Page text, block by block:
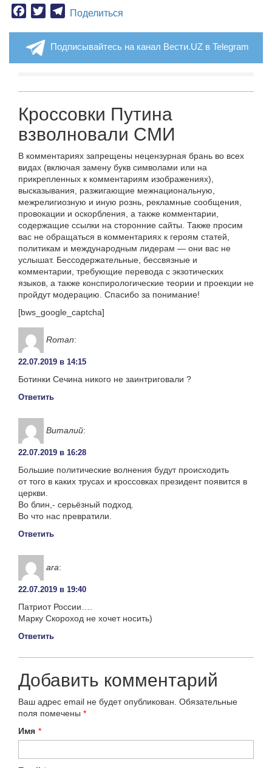
Facebook
TwitterTelegram
Поделиться
Подписывайтесь на канал Вести.UZ в Telegram
Кроссовки Путина
взволновали СМИ
В комментариях запрещены нецензурная брань во всех
видах (включая замену букв символами или на
прикрепленных к комментариям изображениях),
высказывания, разжигающие межнациональную,
межрелигиозную и иную рознь, рекламные сообщения,
провокации и оскорбления, а также комментарии,
содержащие ссылки на сторонние сайты. Также просим
вас не обращаться в комментариях к героям статей,
политикам и международным лидерам — они вас не
услышат. Бессодержательные, бессвязные и
комментарии, требующие перевода с экзотических
языков, а также конспирологические теории и проекции не
пройдут модерацию. Спасибо за понимание!
[bws_google_captcha]
Roman:
22.07.2019 в 14:15
Ботинки Сечина никого не заинтриговали ?
Ответить
Виталий:
22.07.2019 в 16:28
Большие политические волнения будут происходить
от того в каких трусах и кроссовках президент появится в
церкви.
Во блин,- серьёзный подход.
Во что нас превратили.
Ответить
ara:
22.07.2019 в 19:40
Патриот России….
Марку Скороход не хочет носить)
Ответить
Добавить комментарий
Ваш адрес email не будет опубликован. Обязательные
поля помечены *
Имя *